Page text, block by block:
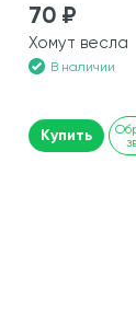
70 ₽
Хомут весла
В наличии
Купить